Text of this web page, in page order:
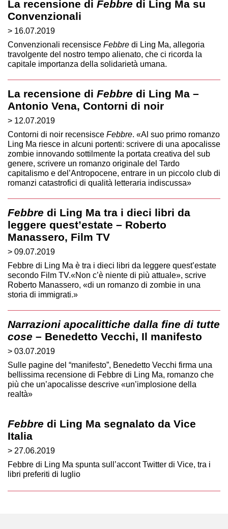
La recensione di Febbre di Ling Ma su
Convenzionali
> 16.07.2019
Convenzionali recensisce Febbre di Ling Ma, allegoria
travolgente del nostro tempo alienato, che ci ricorda la
capitale importanza della solidarietà umana.
La recensione di Febbre di Ling Ma –
Antonio Vena, Contorni di noir
> 12.07.2019
Contorni di noir recensisce Febbre. «Al suo primo romanzo
Ling Ma riesce in alcuni portenti: scrivere di una apocalisse
zombie innovando sottilmente la portata creativa del sub
genere, scrivere un romanzo originale del Tardo
capitalismo e del’Antropocene, entrare in un piccolo club di
romanzi catastrofici di qualità letteraria indiscussa»
Febbre di Ling Ma tra i dieci libri da
leggere quest’estate – Roberto
Manassero, Film TV
> 09.07.2019
Febbre di Ling Ma è tra i dieci libri da leggere quest’estate
secondo Film TV.«Non c’è niente di più attuale», scrive
Roberto Manassero, «di un romanzo di zombie in una
storia di immigrati.»
Narrazioni apocalittiche dalla fine di tutte
cose – Benedetto Vecchi, Il manifesto
> 03.07.2019
Sulle pagine del “manifesto”, Benedetto Vecchi firma una
bellissima recensione di Febbre di Ling Ma, romanzo che
più che un’apocalisse descrive «un’implosione della
realtà»
Febbre di Ling Ma segnalato da Vice
Italia
> 27.06.2019
Febbre di Ling Ma spunta sull’accont Twitter di Vice, tra i
libri preferiti di luglio